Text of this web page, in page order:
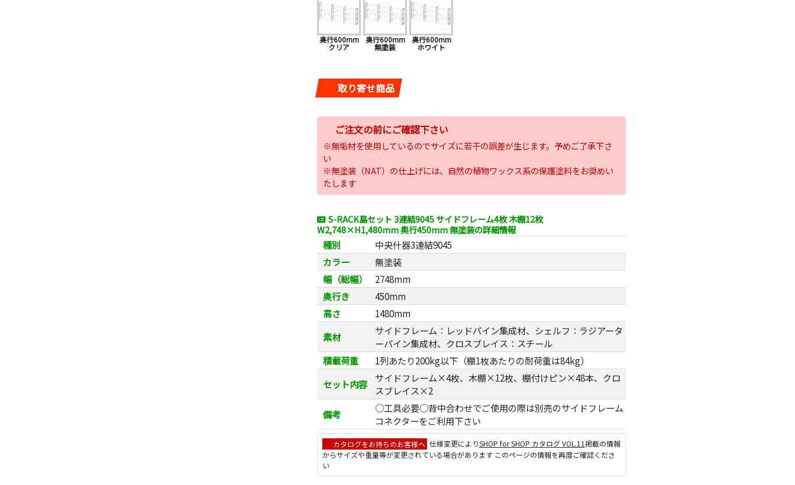
奥行600mm
クリア
奥行600mm
無塗装
奥行600mm
ホワイト
取り寄せ商品
ご注文の前にご確認下さい
※無垢材を使用しているのでサイズに若干の誤差が生じます。予めご了承下さ
い
※無塗装（NAT）の仕上げには、自然の植物ワックス系の保護塗料をお奨めい
たします
S-RACK島セット 3連結9045 サイドフレーム4枚 木棚12枚
W2,748×H1,480mm 奥行450mm 無塗装の詳細情報
種別
中央什器3連結9045
カラー
無塗装
幅（総幅）
2748mm
奥行き
450mm
高さ
1480mm
素材
サイドフレーム：レッドパイン集成材、シェルフ：ラジアータ
ーパイン集成材、クロスブレイス：スチール
積載荷重
1列あたり200kg以下（棚1枚あたりの耐荷重は84kg）
セット内容 サイドフレーム×4枚、木棚×12枚、棚付けピン×48本、クロ
スブレイス×2
備考
○工具必要○背中合わせでご使用の際は別売のサイドフレーム
コネクターをご利用下さい
カタログをお持ちのお客様へ 仕様変更によりSHOP for SHOP カタログ VOL.11掲載の情報
からサイズや重量等が変更されている場合があります このページの情報を再度ご確認くださ
い